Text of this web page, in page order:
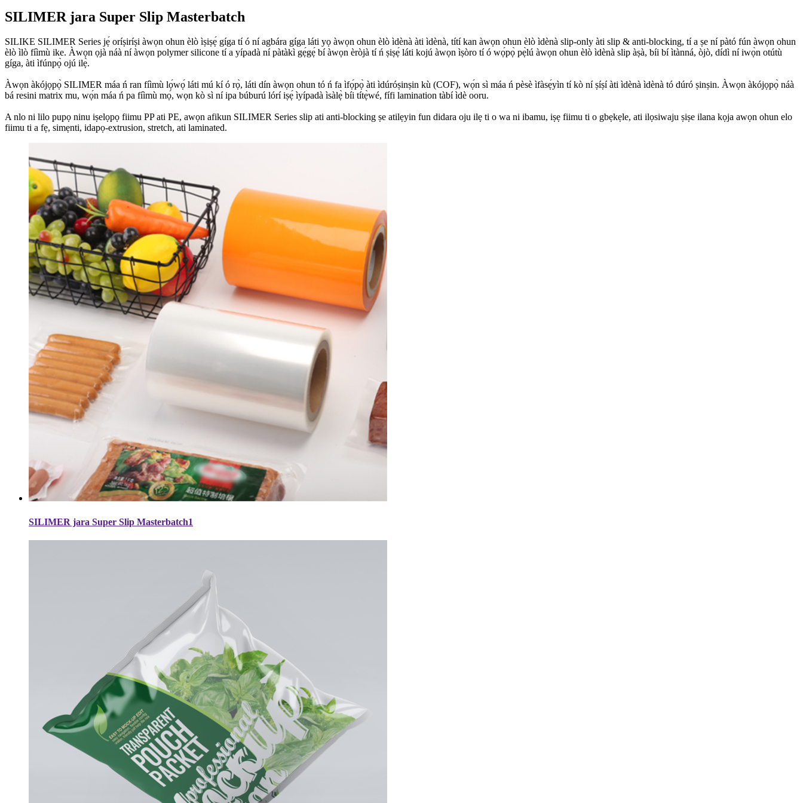
SILIMER jara Super Slip Masterbatch
SILIKE SILIMER Series jẹ́ oríṣiríṣi àwọn ohun èlò ìṣiṣẹ́ gíga tí ó ní agbára gíga láti yọ àwọn ohun èlò ìdènà àti ìdènà, títí kan àwọn ohun èlò ìdènà slip-only àti slip & anti-blocking, tí a ṣe ní pàtó fún àwọn ohun
èlò ìlò fíìmù ike. Àwọn ọjà náà ní àwọn polymer silicone tí a yípadà ní pàtàkì gẹ́gẹ́ bí àwọn èròjà tí ń ṣiṣẹ́ láti kojú àwọn ìṣòro tí ó wọ́pọ̀ pẹ̀lú àwọn ohun èlò ìdènà slip àṣà, bíi bí ìtànná, òjò, dídì ní iwọ̀n otútù
gíga, àti ìfúnpọ̀ ojú ilẹ̀.
Àwọn àkójọpọ̀ SILIMER máa ń ran fíìmù lọ́wọ́ láti mú kí ó rọ̀, láti dín àwọn ohun tó ń fa ìfọ́pọ̀ àti ìdúróṣinṣin kù (COF), wọ́n sì máa ń pèsè ìfàsẹ́yìn tí kò ní ṣíṣí àti ìdènà ìdènà tó dúró ṣinṣin. Àwọn àkójọpọ̀ náà
bá resini matrix mu, wọ́n máa ń pa fíìmù mọ́, wọn kò sì ní ipa búburú lórí iṣẹ́ ìyípadà ìsàlẹ̀ bíi títẹ̀wé, fífi lamination tàbí ìdè ooru.
A nlo ni lilo pupọ ninu iṣelọpọ fiimu PP ati PE, awọn afikun SILIMER Series slip ati anti-blocking ṣe atilẹyin fun didara oju ilẹ ti o wa ni ibamu, iṣẹ fiimu ti o gbẹkẹle, ati ilọsiwaju ṣiṣe ilana kọja awọn ohun elo
fiimu ti a fẹ, simẹnti, idapọ-extrusion, stretch, ati laminated.
SILIMER jara Super Slip Masterbatch1